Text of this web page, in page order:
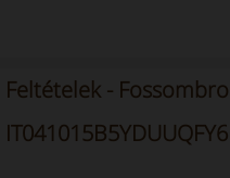
Feltételek -
IT041015B5YDUUQFY6